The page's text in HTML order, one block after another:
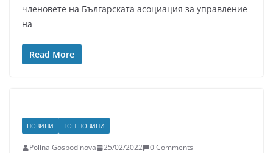
членовете на Българската асоциация за управление
на
Read More
НОВИНИ ТОП НОВИНИ
Polina Gospodinova 25/02/2022
0 Comments